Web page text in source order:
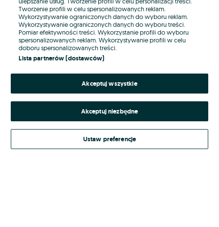
Hasło
Nie pamiętasz hasła?
Zaloguj się
Kontynuując za pośrednictwem jednego z dostawców wskazanych powyżej,
Regulamin serwisuOLX.pl w jego aktualnym brzmieniu.
Tworzenie profili w celu spersonalizowanych reklam.
Wykorzystywanie ograniczonych danych do wyboru reklam.
Wykorzystywanie ograniczonych danych do wyboru treści.
Pomiar efektywności treści. Wykorzystanie profili do wyboru
spersonalizowanych reklam. Wykorzystywanie profili w celu
doboru spersonalizowanych treści.
Lista partnerów (dostawców)
Akceptuj wszystkie
Akceptuj niezbędne
Ustaw preferencje